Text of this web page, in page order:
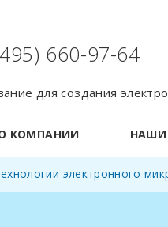
660-97-64
для создания
КОМПАНИИ НАШИ
электронного